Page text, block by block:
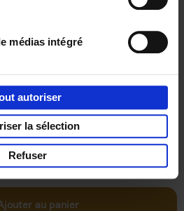
médias intégré
autoriser
la sélection
Refuser
your talent
99
au panier